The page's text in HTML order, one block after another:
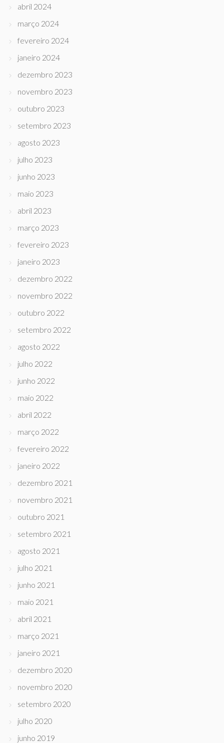
abril 2024
março 2024
fevereiro 2024
janeiro 2024
dezembro 2023
novembro 2023
outubro 2023
setembro 2023
agosto 2023
julho 2023
junho 2023
maio 2023
abril 2023
março 2023
fevereiro 2023
janeiro 2023
dezembro 2022
novembro 2022
outubro 2022
setembro 2022
agosto 2022
julho 2022
junho 2022
maio 2022
abril 2022
março 2022
fevereiro 2022
janeiro 2022
dezembro 2021
novembro 2021
outubro 2021
setembro 2021
agosto 2021
julho 2021
junho 2021
maio 2021
abril 2021
março 2021
janeiro 2021
dezembro 2020
novembro 2020
setembro 2020
julho 2020
junho 2019